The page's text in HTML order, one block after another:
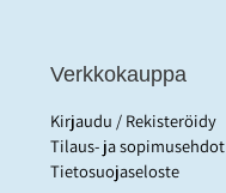
Verkkokauppa
Kirjaudu / Rekisteröidy
Tilaus- ja sopimusehdot
Tietosuojaseloste